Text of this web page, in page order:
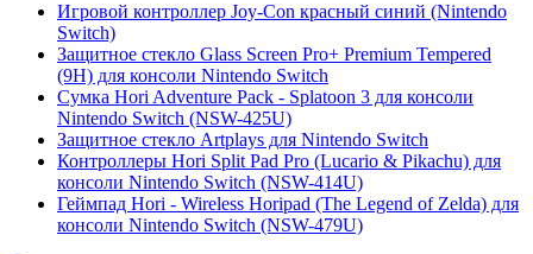
Игровой контроллер Joy-Con красный синий (Nintendo
Switch)
Защитное стекло Glass Screen Pro+ Premium Tempered
(9H) для консоли Nintendo Switch
Сумка Hori Adventure Pack - Splatoon 3 для консоли
Nintendo Switch (NSW-425U)
Защитное стекло Artplays для Nintendo Switch
Контроллеры Hori Split Pad Pro (Lucario & Pikachu) для
консоли Nintendo Switch (NSW-414U)
Геймпад Hori - Wireless Horipad (The Legend of Zelda) для
консоли Nintendo Switch (NSW-479U)